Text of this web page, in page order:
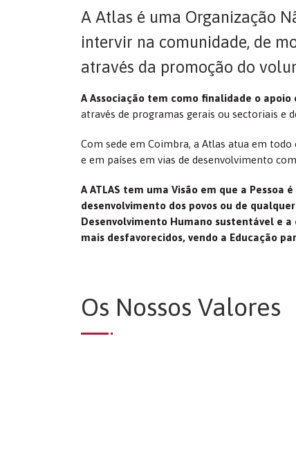
A Atlas é uma Organização
intervir na comunidade, de
através da promoção do
A Associação tem como finalidade o
através de programas gerais ou sectoriais e
Com sede em Coimbra, a Atlas atua em
e em países em vias de desenvolvimento
A ATLAS tem uma Visão em que a
desenvolvimento dos povos ou de
Desenvolvimento Humano sustentável e
mais desfavorecidos, vendo a Educação
Os Nossos Valores